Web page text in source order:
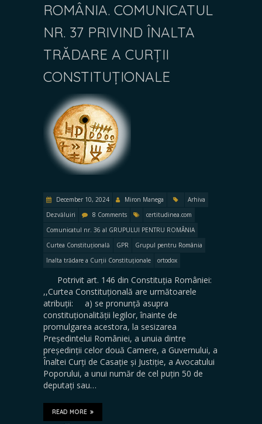
ROMÂNIA. COMUNICATUL
NR. 37 PRIVIND ÎNALTA
TRĂDARE A CURȚII
CONSTITUȚIONALE
December 10, 2024 Miron Manega
Arhiva
Dezvăluiri
8 Comments
certitudinea.com
Comunicatul nr. 36 al GRUPULUI PENTRU ROMÂNIA
Curtea Constituțională
GPR
Grupul pentru România
înalta trădare a Curții Constituționale
ortodox
Potrivit art. 146 din Constituția României:
,,Curtea Constituțională are următoarele
atribuții: a) se pronunță asupra
constituționalității legilor, înainte de
promulgarea acestora, la sesizarea
Președintelui României, a unuia dintre
președinții celor două Camere, a Guvernului, a
Înaltei Curți de Casație și Justiție, a Avocatului
Poporului, a unui număr de cel puțin 50 de
deputați sau…
READ MORE